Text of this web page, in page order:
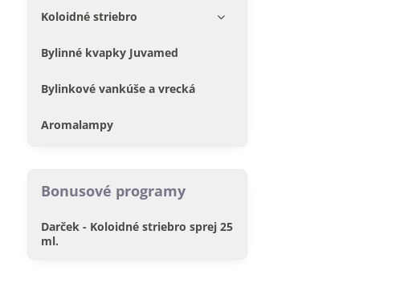
Koloidné striebro
Bylinné kvapky Juvamed
Bylinkové vankúše a vrecká
Aromalampy
Bonusové programy
Darček - Koloidné striebro sprej 25
ml.